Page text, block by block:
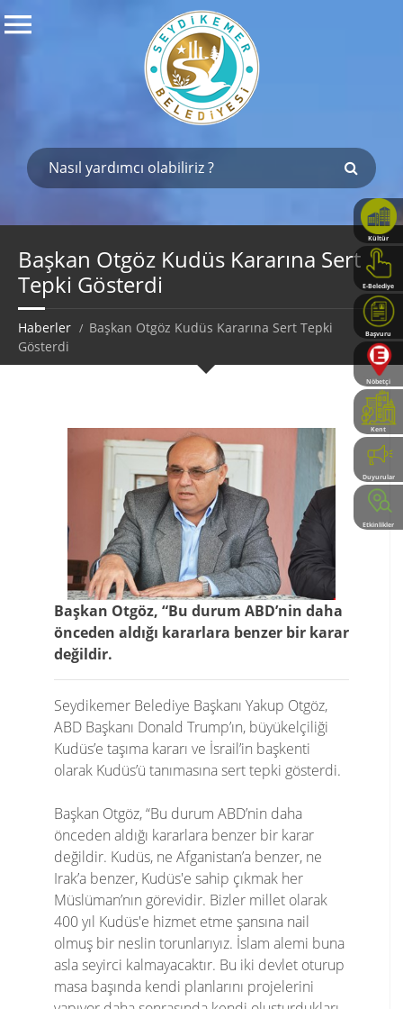
Kültür
Haritası
E-Belediye
Başvuru
Rehberi
Nöbetçi
Eczaneler
Kent
Rehberi
Duyurular
Etkinlikler
Başkan Otgöz Kudüs Kararına Sert
Tepki Gösterdi
Haberler
Başkan Otgöz Kudüs Kararına Sert Tepki
Gösterdi
Başkan Otgöz, “Bu durum ABD’nin daha
önceden aldığı kararlara benzer bir karar
değildir.
Seydikemer Belediye Başkanı Yakup Otgöz,
ABD Başkanı Donald Trump’ın, büyükelçiliği
Kudüs’e taşıma kararı ve İsrail’in başkenti
olarak Kudüs’ü tanımasına sert tepki gösterdi.
Başkan Otgöz, “Bu durum ABD’nin daha
önceden aldığı kararlara benzer bir karar
değildir. Kudüs, ne Afganistan’a benzer, ne
Irak’a benzer, Kudüs'e sahip çıkmak her
Müslüman’nın görevidir. Bizler millet olarak
400 yıl Kudüs'e hizmet etme şansına nail
olmuş bir neslin torunlarıyız. İslam alemi buna
asla seyirci kalmayacaktır. Bu iki devlet oturup
masa başında kendi planlarını projelerini